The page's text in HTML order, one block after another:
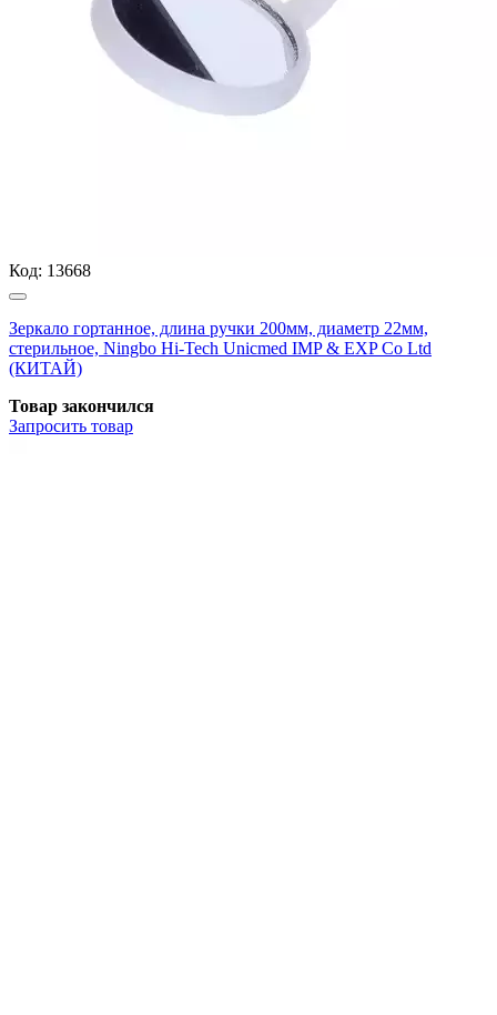
Код: 13668
Зеркало гортанное, длина ручки 200мм, диаметр 22мм,
стерильное, Ningbo Hi-Tech Unicmed IMP & EXP Co Ltd
(КИТАЙ)
Товар закончился
Запросить товар